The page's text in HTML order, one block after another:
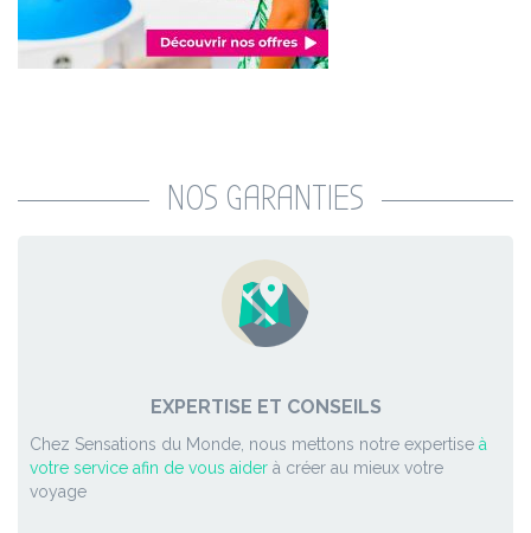
NOS GARANTIES
EXPERTISE ET CONSEILS
Chez Sensations du Monde, nous mettons notre expertise à
votre service afin de vous aider à créer au mieux votre
voyage